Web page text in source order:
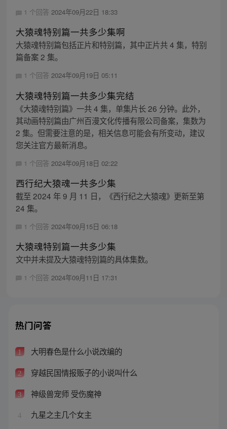
1 个回答 2024年09月22日 18:33
大猿魂特别篇一共多少集啊
大猿魂特别篇包括正片和特别篇，其中正片共 4 集，特别
篇备案 2 集。
1 个回答 2024年09月19日 05:11
大猿魂特别篇一共多少集完结
《大猿魂特别篇》一共 4 集，单集片长 26 分钟。此外，
其动画特别篇由广州百漫文化传播有限公司备案，集数为
2 集。但需要注意的是，相关信息可能会有所变动，建议
您关注官方最新消息。
1 个回答 2024年09月18日 02:22
西行纪大猿魂一共多少集
截至 2024 年 9 月 11 日，《西行纪之大猿魂》更新至第
24 集。
1 个回答 2024年09月15日 06:18
大猿魂特别篇一共多少集
文中并未提及大猿魂特别篇的具体集数。
1 个回答 2024年09月11日 17:31
热门问答
1 大明春色是什么小说改编的
2 穿越民国情报贩子的小说叫什么
3 神级兽宠师 受伤魔神
4 九星之主几个女主